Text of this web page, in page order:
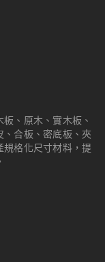
、原木、實木板、
、合板、密底板、夾
格化尺寸材料，提